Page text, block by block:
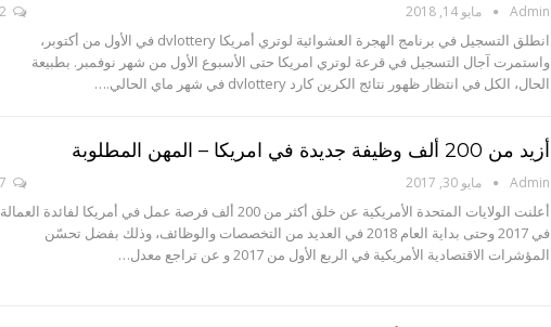
Admin مايو 14, 2018
انطلق التسجيل في برنامج الهجرة العشوائية لوتري أمريكا dvlottery في الأول من أكتوبر،
واستمرت آجال التسجيل في قرعة لوتري امريكا حتى الأسبوع الأول من شهر نوفمبر. بطبيعة
الحال، الكل في انتظار ظهور نتائج الكرين كارد dvlottery في شهر ماي الحالي.…
أزيد من 200 ألف وظيفة جديدة في امريكا – المهن المطلوبة
Admin مايو 30, 2017
أعلنت الولايات المتحدة الأمريكية عن خلق أكثر من 200 ألف فرصة عمل في أمريكا لفائدة العمالة
في 2017 وحتى بداية العام 2018 في العديد من التخصصات والوظائف، وذلك بفضل تحسّن
المؤشرات الاقتصادية الأمريكية في الربع الأول من 2017 و عن تراجع معدل…